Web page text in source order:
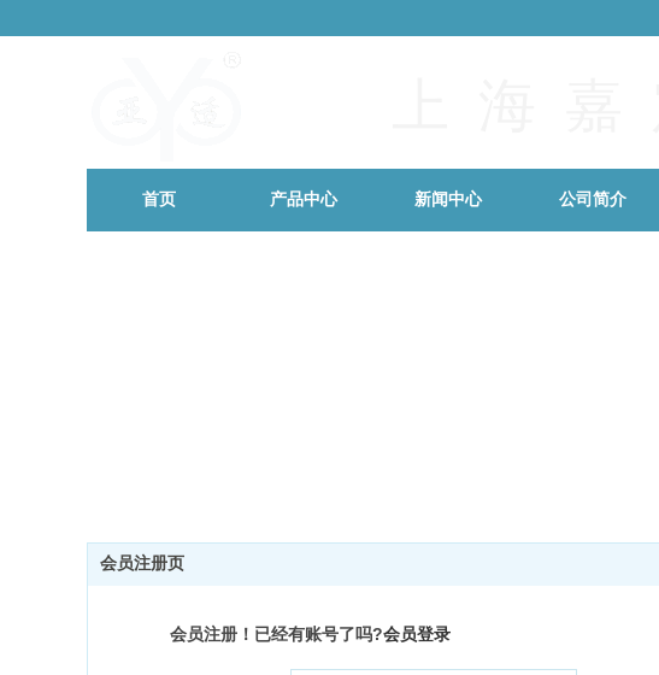
首页 产品中心 新闻中心 公司简介
会员注册页
会员注册！已经有账号了吗?会员登录